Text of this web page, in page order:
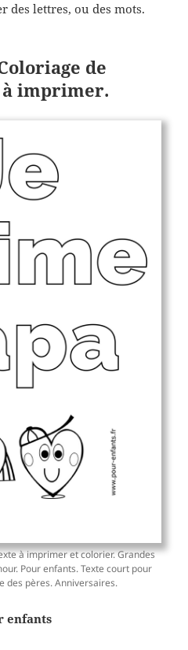
des lettres, ou des mots.
de
imprimer.
à imprimer et colorier. Grandes
Pour enfants. Texte court pour
des pères. Anniversaires.
enfants